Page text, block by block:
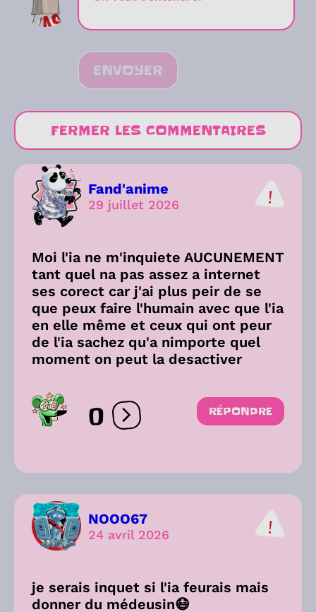
ENVOYER
FERMER LES COMMENTAIRES
Fand'anime
29 juillet 2026
Moi l'ia ne m'inquiete AUCUNEMENT
tant quel na pas assez a internet
ses corect car j'ai plus peir de se
que peux faire l'humain avec que l'ia
en elle même et ceux qui ont peur
de l'ia sachez qu'a nimporte quel
moment on peut la desactiver
0 Ouvrir les réactions
RÉPONDRE
NOOO67
24 avril 2026
je serais inquet si l'ia feurais mais
donner du médeusin😷